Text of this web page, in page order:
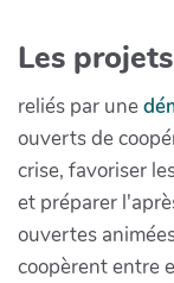
Les
reliés par une
ouverts de
crise, favoriser
et préparer
ouvertes
coopèrent entre